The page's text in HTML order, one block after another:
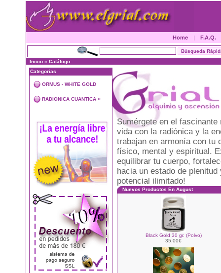
Home | F.A.Q.
Inicio » Catálogo
Categorias
ORMUS - WHITE GOLD
RADIONICA CUANTICA »
Sumérgete en el
vida con la radiónica y la
trabajan en armonía con tu
físico, mental y espiritual.
equilibrar tu cuerpo,
hacia un estado de
potencial ilimitado!
Nuevos Productos En August
Black Gold 30 gr. (Polvo)
35.00€